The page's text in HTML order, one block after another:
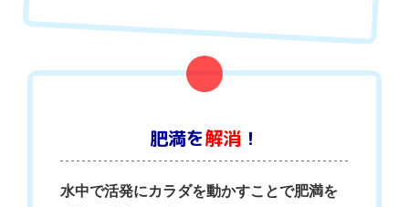
肥満を解消 ！
水中で活発にカラダを動かすことで肥満を